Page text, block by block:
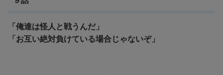
「俺達は怪人と戦うんだ」
「お互い絶対負けている場合じゃないぞ」